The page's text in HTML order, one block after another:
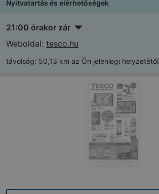
Nyitvatartás és elérhetőségek
21:00 órakor zár
Weboldal: tesco.hu
távolság: 50,13 km az Ön jelenlegi helyzetétől